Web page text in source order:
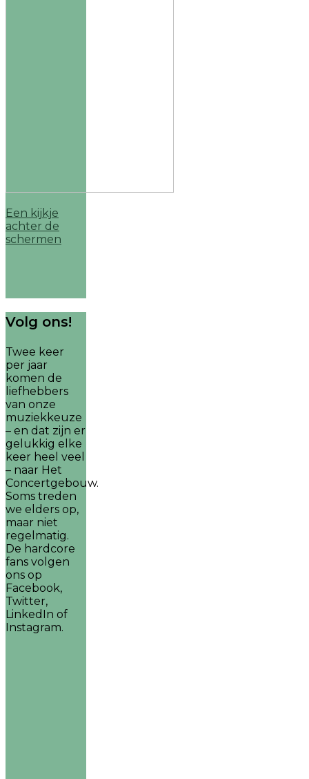
Een kijkje
achter de
schermen
Volg ons!
Twee keer
per jaar
komen de
liefhebbers
van onze
muziekkeuze
– en dat zijn er
gelukkig elke
keer heel veel
– naar Het
Concertgebouw.
Soms treden
we elders op,
maar niet
regelmatig.
De hardcore
fans volgen
ons op
Facebook,
Twitter,
LinkedIn of
Instagram.